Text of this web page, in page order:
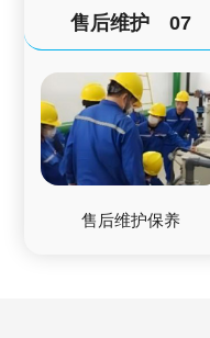
售后维护 07
售后维护保养